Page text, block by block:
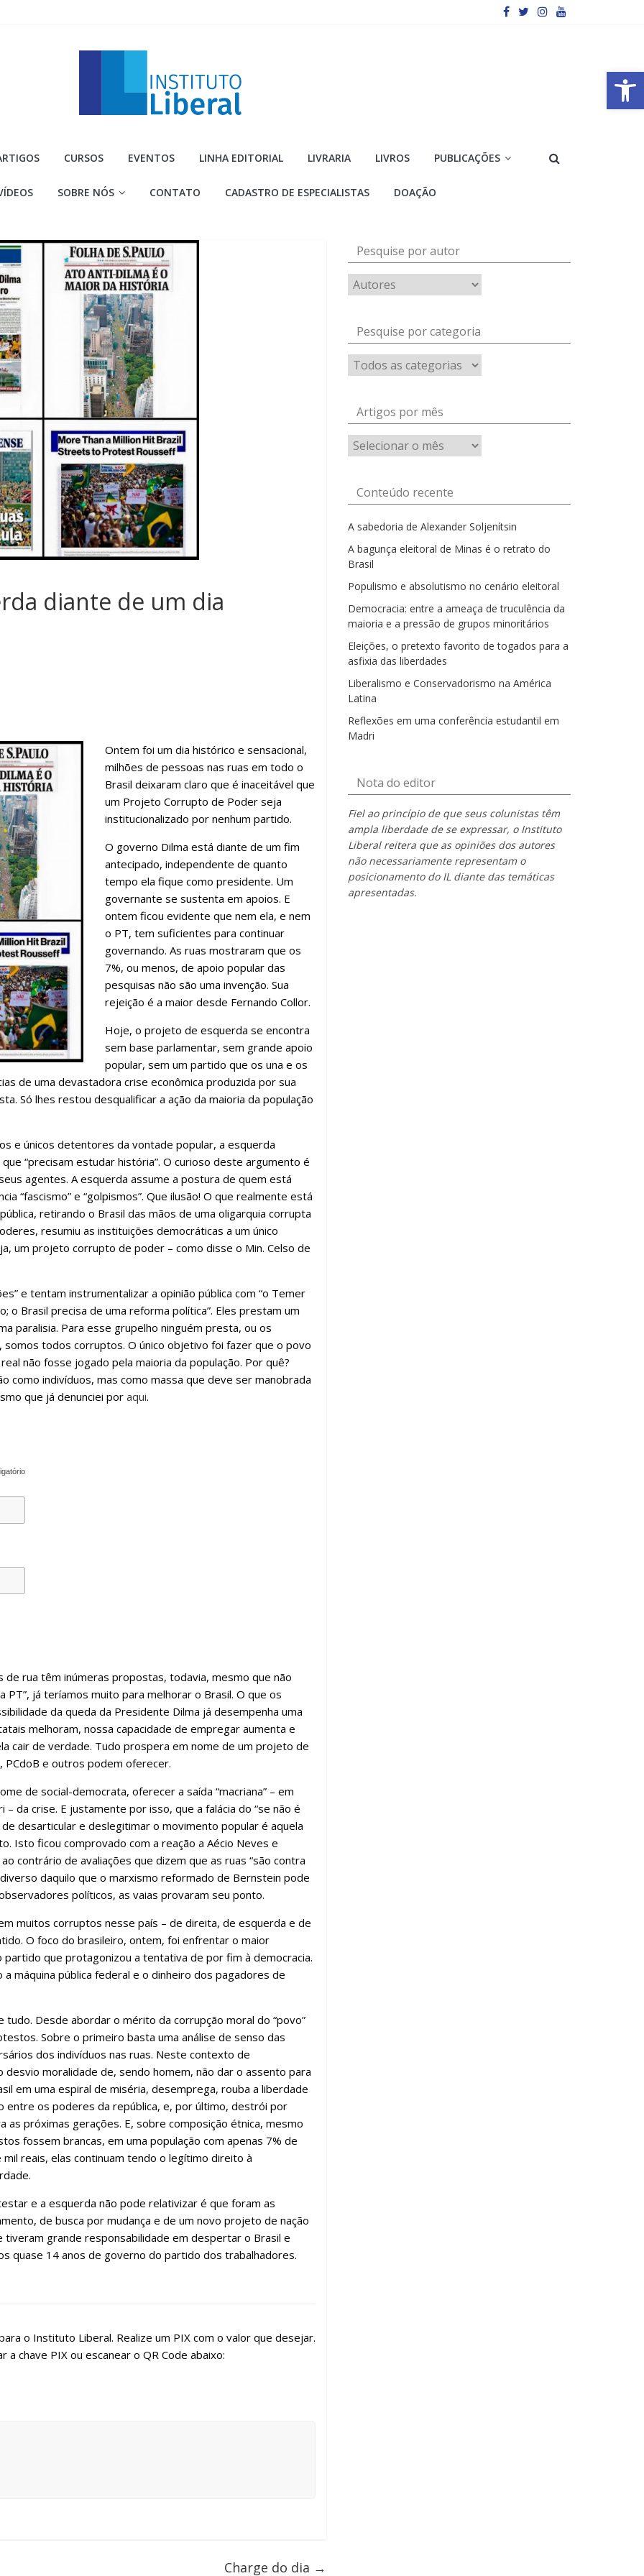
Barra de Ferramentas Aberta
Liberal
a
parte
mais
importante
sociedade.
CURSOS EVENTOS LINHA EDITORIAL LIVRARIA LIVROS PUBLICAÇÕES
SOBRE NÓS CONTATO CADASTRO DE ESPECIALISTAS DOAÇÃO
diante de um dia
Ontem foi um dia histórico e sensacional,
milhões de pessoas nas ruas em todo o
Brasil deixaram claro que é inaceitável que
um Projeto Corrupto de Poder seja
institucionalizado por nenhum partido.
O governo Dilma está diante de um fim
antecipado, independente de quanto
tempo ela fique como presidente. Um
governante se sustenta em apoios. E
ontem ficou evidente que nem ela, e nem
o PT, tem suficientes para continuar
governando. As ruas mostraram que os
7%, ou menos, de apoio popular das
pesquisas não são uma invenção. Sua
rejeição é a maior desde Fernando Collor.
Hoje, o projeto de esquerda se encontra
sem base parlamentar, sem grande apoio
popular, sem um partido que os una e os
de uma devastadora crise econômica produzida por sua
Só lhes restou desqualificar a ação da maioria da população
e únicos detentores da vontade popular, a esquerda
“precisam estudar história”. O curioso deste argumento é
agentes. A esquerda assume a postura de quem está
“fascismo” e “golpismos”. Que ilusão! O que realmente está
retirando o Brasil das mãos de uma oligarquia corrupta
resumiu as instituições democráticas a um único
um projeto corrupto de poder – como disse o Min. Celso de
e tentam instrumentalizar a opinião pública com “o Temer
o Brasil precisa de uma reforma política”. Eles prestam um
paralisia. Para esse grupelho ninguém presta, ou os
todos corruptos. O único objetivo foi fazer que o povo
não fosse jogado pela maioria da população. Por quê?
como indivíduos, mas como massa que deve ser manobrada
que já denunciei por aqui.
de rua têm inúmeras propostas, todavia, mesmo que não
PT”, já teríamos muito para melhorar o Brasil. O que os
da queda da Presidente Dilma já desempenha uma
melhoram, nossa capacidade de empregar aumenta e
cair de verdade. Tudo prospera em nome de um projeto de
e outros podem oferecer.
de social-democrata, oferecer a saída “macriana” – em
da crise. E justamente por isso, que a falácia do “se não é
desarticular e deslegitimar o movimento popular é aquela
Isto ficou comprovado com a reação a Aécio Neves e
contrário de avaliações que dizem que as ruas “são contra
daquilo que o marxismo reformado de Bernstein pode
políticos, as vaias provaram seu ponto.
muitos corruptos nesse país – de direita, de esquerda e de
O foco do brasileiro, ontem, foi enfrentar o maior
que protagonizou a tentativa de por fim à democracia.
máquina pública federal e o dinheiro dos pagadores de
Desde abordar o mérito da corrupção moral do “povo”
Sobre o primeiro basta uma análise de senso das
dos indivíduos nas ruas. Neste contexto de
moralidade de, sendo homem, não dar o assento para
em uma espiral de miséria, desemprega, rouba a liberdade
entre os poderes da república, e, por último, destrói por
as próximas gerações. E, sobre composição étnica, mesmo
fossem brancas, em uma população com apenas 7% de
reais, elas continuam tendo o legítimo direito à
e a esquerda não pode relativizar é que foram as
de busca por mudança e de um novo projeto de nação
tiveram grande responsabilidade em despertar o Brasil e
quase 14 anos de governo do partido dos trabalhadores.
o Instituto Liberal. Realize um PIX com o valor que desejar.
a chave PIX ou escanear o QR Code abaixo:
Charge do dia →
Pesquise por autor
Pesquise por categoria
Artigos por mês
Artigos
por
Conteúdo recente
A sabedoria de Alexander Soljenítsin
A bagunça eleitoral de Minas é o retrato do
Brasil
Populismo e absolutismo no cenário eleitoral
Democracia: entre a ameaça de truculência da
maioria e a pressão de grupos minoritários
Eleições, o pretexto favorito de togados para a
asfixia das liberdades
Liberalismo e Conservadorismo na América
Latina
Reflexões em uma conferência estudantil em
Madri
Nota do editor
Fiel ao princípio de que seus colunistas têm
ampla liberdade de se expressar, o Instituto
Liberal reitera que as opiniões dos autores
não necessariamente representam o
posicionamento do IL diante das temáticas
apresentadas.